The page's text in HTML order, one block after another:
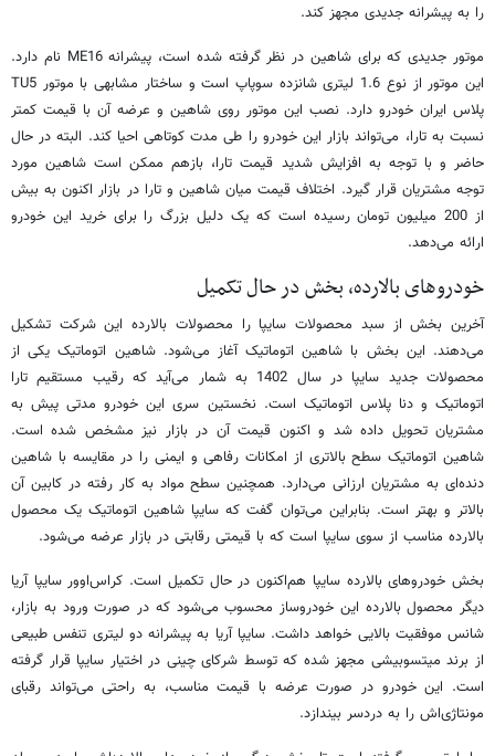
را به پیشرانه جدیدی مجهز کند.
موتور جدیدی که برای شاهین در نظر گرفته شده است، پیشرانه ME16 نام دارد.
پلاس ایران خودرو دارد. نصب این موتور روی شاهین و عرضه آن با قیمت کمتر
نسبت به تارا، می‌تواند بازار این خودرو را طی مدت کوتاهی احیا کند. البته در حال
حاضر و با توجه به افزایش شدید قیمت تارا، بازهم ممکن است شاهین مورد
توجه مشتریان قرار گیرد. اختلاف قیمت میان شاهین و تارا در بازار اکنون به بیش
از 200 میلیون تومان رسیده است که یک دلیل بزرگ را برای خرید این خودرو
ارائه می‌دهد.
خودروهای بالارده، بخش در حال تکمیل
آخرین بخش از سبد محصولات سایپا را محصولات بالارده این شرکت تشکیل
می‌دهند. این بخش با شاهین اتوماتیک آغاز می‌شود. شاهین اتوماتیک یکی از
محصولات جدید سایپا در سال 1402 به شمار می‌آید که رقیب مستقیم تارا
اتوماتیک و دنا پلاس اتوماتیک است. نخستین سری این خودرو مدتی پیش به
مشتریان تحویل داده شد و اکنون قیمت آن در بازار نیز مشخص شده است.
شاهین اتوماتیک سطح بالاتری از امکانات رفاهی و ایمنی را در مقایسه با شاهین
دنده‌ای به مشتریان ارزانی می‌دارد. همچنین سطح مواد به کار رفته در کابین آن
بالاتر و بهتر است. بنابراین می‌توان گفت که سایپا شاهین اتوماتیک یک محصول
بالارده مناسب از سوی سایپا است که با قیمتی رقابتی در بازار عرضه می‌شود.
بخش خودروهای بالارده سایپا هم‌اکنون در حال تکمیل است. کراس‌اوور سایپا آریا
دیگر محصول بالارده این خودروساز محسوب می‌شود که در صورت ورود به بازار،
شانس موفقیت بالایی خواهد داشت. سایپا آریا به پیشرانه دو لیتری تنفس طبیعی
از برند میتسوبیشی مجهز شده که توسط شرکای چینی در اختیار سایپا قرار گرفته
است. این خودرو در صورت عرضه با قیمت مناسب، به راحتی می‌تواند رقبای
مونتاژی‌اش را به دردسر بیندازد.